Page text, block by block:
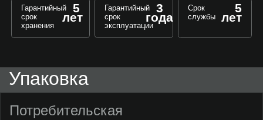
Гарантийный
срок
хранения
5
лет
Гарантийный
срок
эксплуатации
3
года
Срок
службы
5
лет
Упаковка
Потребительская